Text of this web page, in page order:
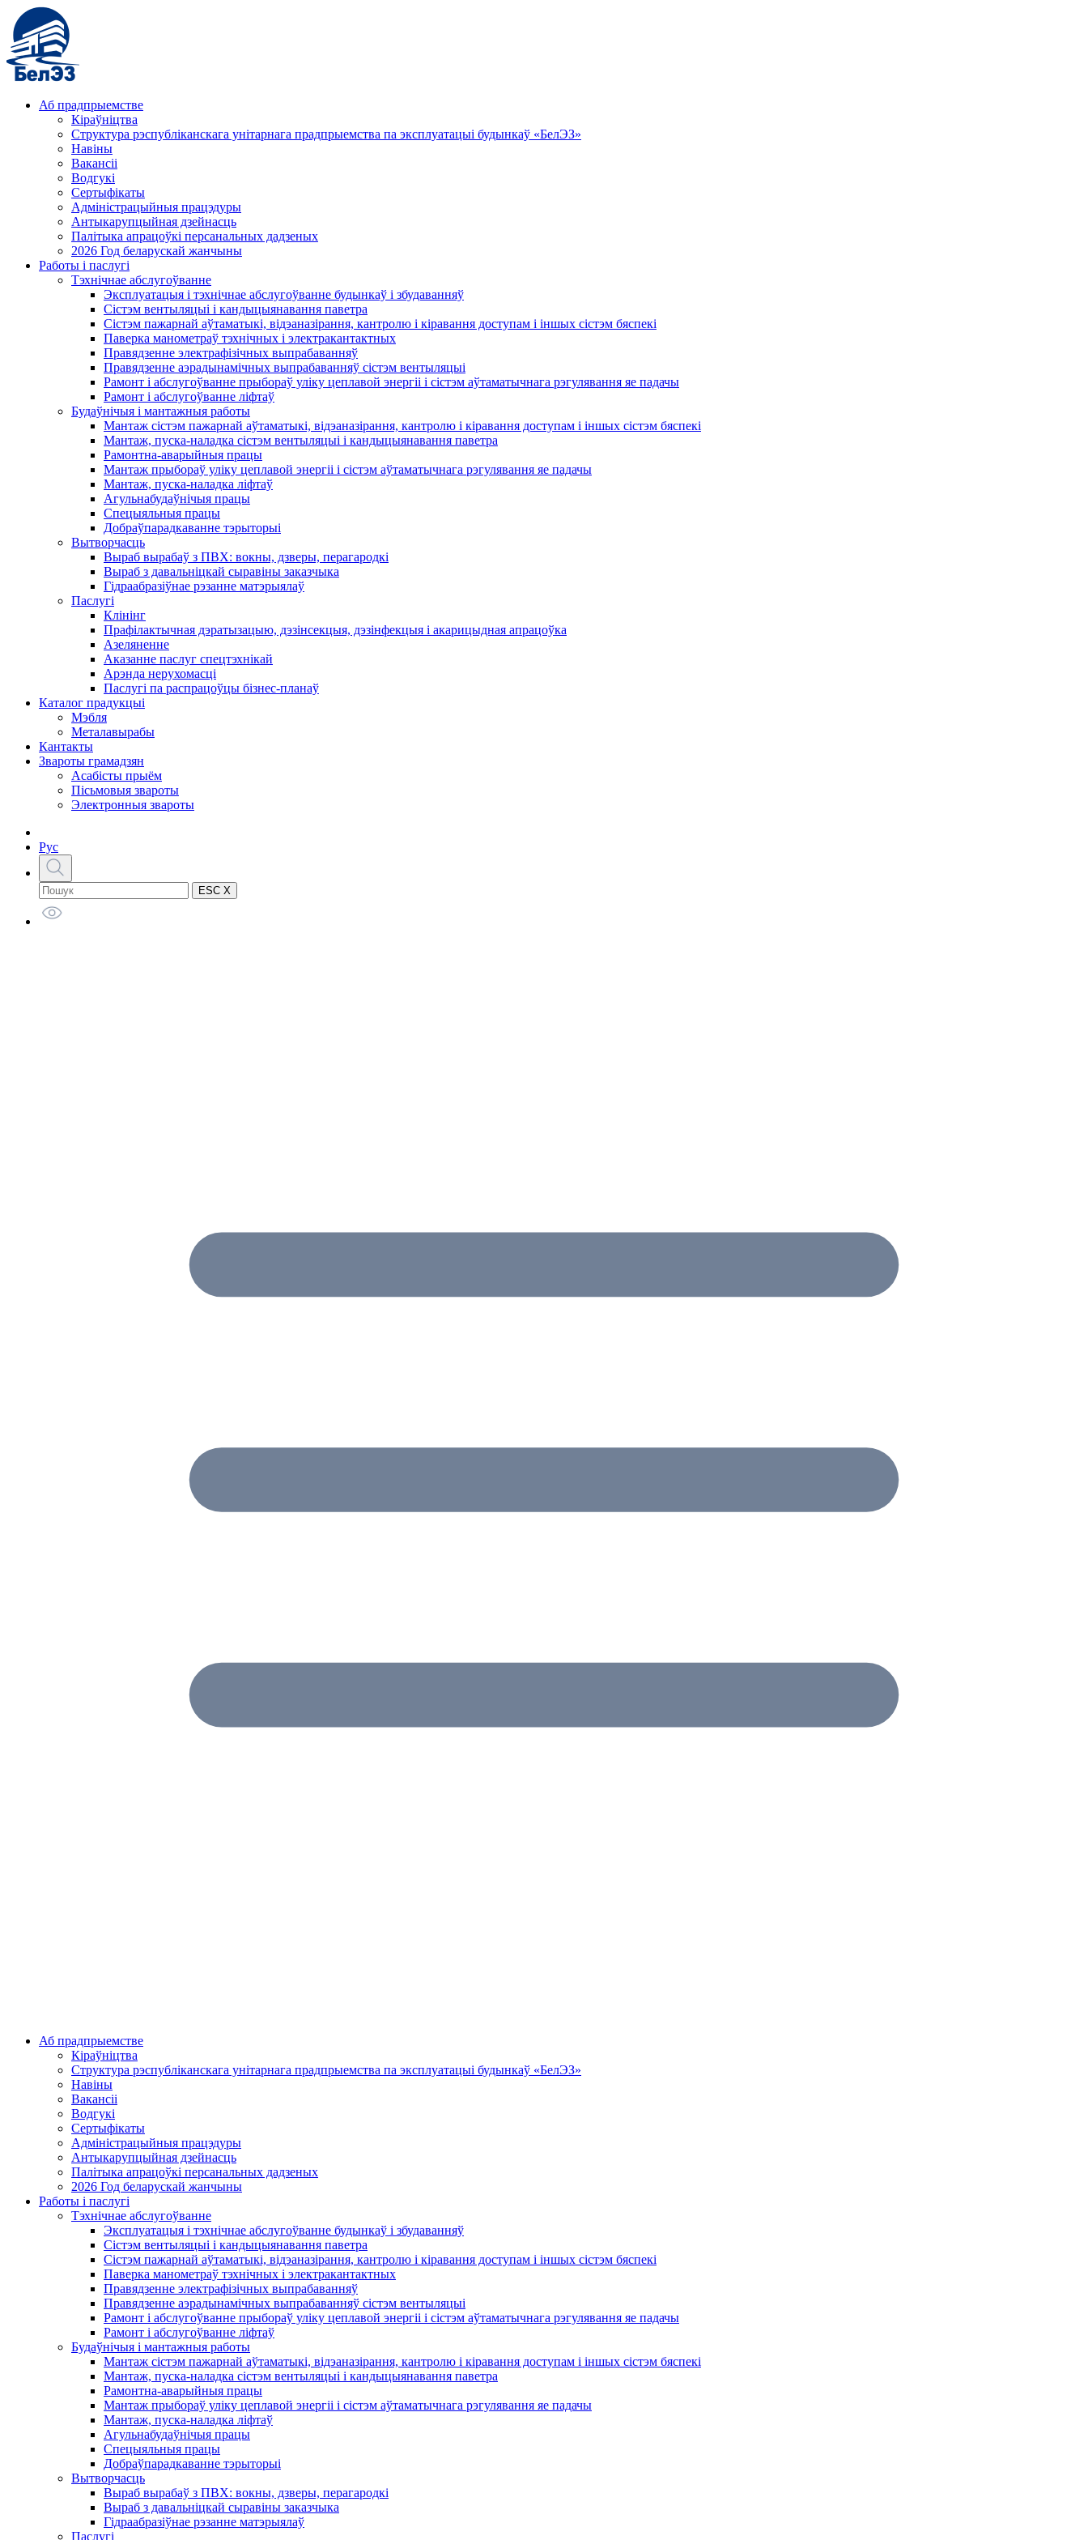
Аб прадпрыемстве
Кіраўніцтва
Структура рэспубліканскага унітарнага прадпрыемства па эксплуатацыі будынкаў «БелЭЗ»
Навіны
Вакансіі
Водгукі
Сертыфікаты
Адміністрацыйныя працэдуры
Антыкарупцыйная дзейнасць
Палітыка апрацоўкі персанальных дадзеных
2026 Год беларускай жанчыны
Работы і паслугі
Тэхнічнае абслугоўванне
Эксплуатацыя і тэхнічнае абслугоўванне будынкаў і збудаванняў
Сістэм вентыляцыі і кандыцыянавання паветра
Сістэм пажарнай аўтаматыкі, відэаназірання, кантролю і кіравання доступам і іншых сістэм бяспекі
Паверка манометраў тэхнічных і электракантактных
Правядзенне электрафізічных выпрабаванняў
Правядзенне аэрадынамічных выпрабаванняў сістэм вентыляцыі
Рамонт і абслугоўванне прыбораў уліку цеплавой энергіі і сістэм аўтаматычнага рэгулявання яе падачы
Рамонт і абслугоўванне ліфтаў
Будаўнічыя і мантажныя работы
Мантаж сістэм пажарнай аўтаматыкі, відэаназірання, кантролю і кіравання доступам і іншых сістэм бяспекі
Мантаж, пуска-наладка сістэм вентыляцыі і кандыцыянавання паветра
Рамонтна-аварыйныя працы
Мантаж прыбораў уліку цеплавой энергіі і сістэм аўтаматычнага рэгулявання яе падачы
Мантаж, пуска-наладка ліфтаў
Агульнабудаўнічыя працы
Спецыяльныя працы
Добраўпарадкаванне тэрыторыі
Вытворчасць
Выраб вырабаў з ПВХ: вокны, дзверы, перагародкі
Выраб з давальніцкай сыравіны заказчыка
Гідраабразіўнае рэзанне матэрыялаў
Паслугі
Клінінг
Прафілактычная дэратызацыю, дэзiнсекцыя, дэзінфекцыя і акарицыдная апрацоўка
Азеляненне
Аказанне паслуг спецтэхнікай
Арэнда нерухомасці
Паслугі па распрацоўцы бізнес-планаў
Каталог прадукцыі
Мэбля
Металавырабы
Кантакты
Звароты грамадзян
Асабісты прыём
Пісьмовыя звароты
Электронныя звароты
Рус
ESC X
Аб прадпрыемстве
Кіраўніцтва
Структура рэспубліканскага унітарнага прадпрыемства па эксплуатацыі будынкаў «БелЭЗ»
Навіны
Вакансіі
Водгукі
Сертыфікаты
Адміністрацыйныя працэдуры
Антыкарупцыйная дзейнасць
Палітыка апрацоўкі персанальных дадзеных
2026 Год беларускай жанчыны
Работы і паслугі
Тэхнічнае абслугоўванне
Эксплуатацыя і тэхнічнае абслугоўванне будынкаў і збудаванняў
Сістэм вентыляцыі і кандыцыянавання паветра
Сістэм пажарнай аўтаматыкі, відэаназірання, кантролю і кіравання доступам і іншых сістэм бяспекі
Паверка манометраў тэхнічных і электракантактных
Правядзенне электрафізічных выпрабаванняў
Правядзенне аэрадынамічных выпрабаванняў сістэм вентыляцыі
Рамонт і абслугоўванне прыбораў уліку цеплавой энергіі і сістэм аўтаматычнага рэгулявання яе падачы
Рамонт і абслугоўванне ліфтаў
Будаўнічыя і мантажныя работы
Мантаж сістэм пажарнай аўтаматыкі, відэаназірання, кантролю і кіравання доступам і іншых сістэм бяспекі
Мантаж, пуска-наладка сістэм вентыляцыі і кандыцыянавання паветра
Рамонтна-аварыйныя працы
Мантаж прыбораў уліку цеплавой энергіі і сістэм аўтаматычнага рэгулявання яе падачы
Мантаж, пуска-наладка ліфтаў
Агульнабудаўнічыя працы
Спецыяльныя працы
Добраўпарадкаванне тэрыторыі
Вытворчасць
Выраб вырабаў з ПВХ: вокны, дзверы, перагародкі
Выраб з давальніцкай сыравіны заказчыка
Гідраабразіўнае рэзанне матэрыялаў
Паслугі